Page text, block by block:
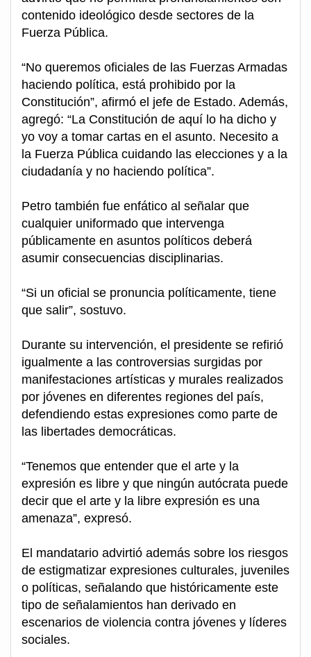
contenido ideológico desde sectores de la
Fuerza Pública.
“No queremos oficiales de las Fuerzas Armadas
haciendo política, está prohibido por la
Constitución”, afirmó el jefe de Estado. Además,
agregó: “La Constitución de aquí lo ha dicho y
yo voy a tomar cartas en el asunto. Necesito a
la Fuerza Pública cuidando las elecciones y a la
ciudadanía y no haciendo política”.
Petro también fue enfático al señalar que
cualquier uniformado que intervenga
públicamente en asuntos políticos deberá
asumir consecuencias disciplinarias.
“Si un oficial se pronuncia políticamente, tiene
que salir”, sostuvo.
Durante su intervención, el presidente se refirió
igualmente a las controversias surgidas por
manifestaciones artísticas y murales realizados
por jóvenes en diferentes regiones del país,
defendiendo estas expresiones como parte de
las libertades democráticas.
“Tenemos que entender que el arte y la
expresión es libre y que ningún autócrata puede
decir que el arte y la libre expresión es una
amenaza”, expresó.
El mandatario advirtió además sobre los riesgos
de estigmatizar expresiones culturales, juveniles
o políticas, señalando que históricamente este
tipo de señalamientos han derivado en
escenarios de violencia contra jóvenes y líderes
sociales.